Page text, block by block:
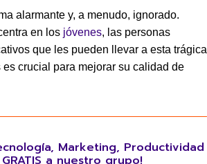
alarmante y, a menudo, ignorado.
en los jóvenes, las personas
que les pueden llevar a esta trágica
crucial para mejorar su calidad de
Marketing, Productividad
a nuestro grupo!